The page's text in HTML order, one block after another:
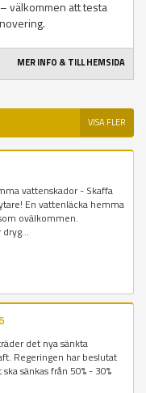
välkommen att testa
MER INFO & TILL HEMSIDA
VISA FLER
vattenskador - Skaffa
En vattenläcka hemma
ovälkommen.
det nya sänkta
Regeringen har beslutat
sänkas från 50% - 30%